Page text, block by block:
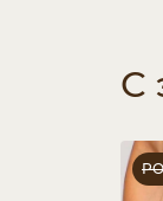
С